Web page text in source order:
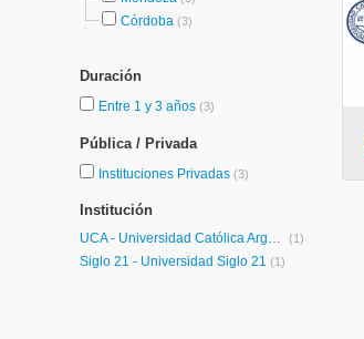
Córdoba (3)
Duración
Entre 1 y 3 años (3)
Pública / Privada
Instituciones Privadas (3)
Institución
UCA - Universidad Católica Argentina (1)
Siglo 21 - Universidad Siglo 21 (1)